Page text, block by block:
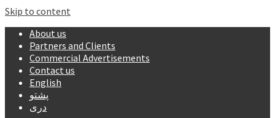
Skip to content
About us
Partners and Clients
Commercial Advertisements
Contact us
English
پشتو
دری